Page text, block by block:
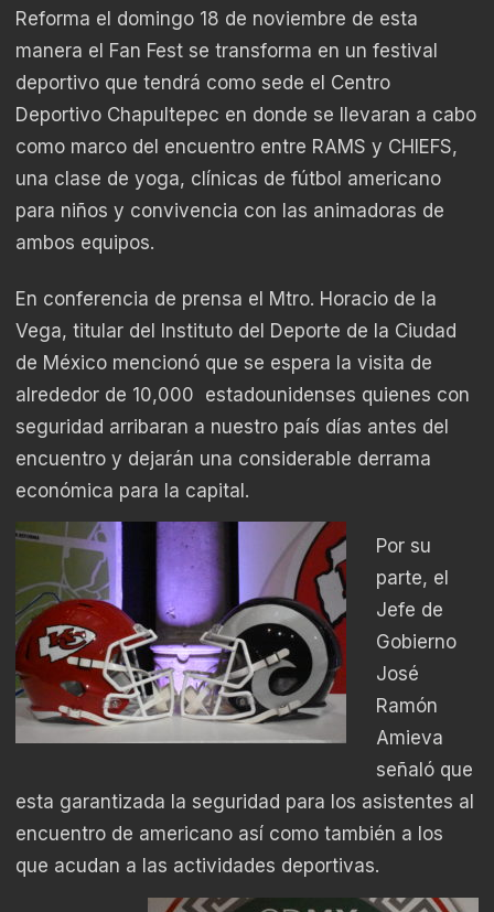
Reforma el domingo 18 de noviembre de esta
manera el Fan Fest se transforma en un festival
deportivo que tendrá como sede el Centro
Deportivo Chapultepec en donde se llevaran a cabo
como marco del encuentro entre RAMS y CHIEFS,
una clase de yoga, clínicas de fútbol americano
para niños y convivencia con las animadoras de
ambos equipos.
En conferencia de prensa el Mtro. Horacio de la
Vega, titular del Instituto del Deporte de la Ciudad
de México mencionó que se espera la visita de
alrededor de 10,000 estadounidenses quienes con
seguridad arribaran a nuestro país días antes del
encuentro y dejarán una considerable derrama
económica para la capital.
Por su
parte, el
Jefe de
Gobierno
José
Ramón
Amieva
señaló que
esta garantizada la seguridad para los asistentes al
encuentro de americano así como también a los
que acudan a las actividades deportivas.